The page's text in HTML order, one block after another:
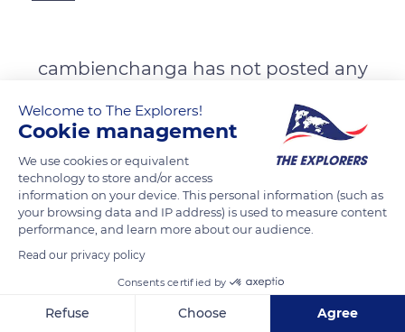
cambienchanga has not posted any
Welcome to The Explorers!
Cookie management
We use cookies or equivalent
technology to store and/or access
information on your device. This personal information (such as
your browsing data and IP address) is used to measure content
performance, and learn more about our audience.
Read our privacy policy
Consents certified by
Refuse Choose Agree